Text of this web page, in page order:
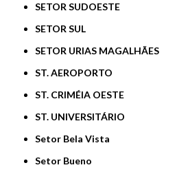
SETOR SUDOESTE
SETOR SUL
SETOR URIAS MAGALHÃES
ST. AEROPORTO
ST. CRIMÉIA OESTE
ST. UNIVERSITÁRIO
Setor Bela Vista
Setor Bueno